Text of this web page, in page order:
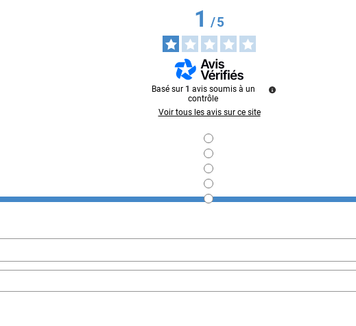
1/5
Basé sur 1 avis soumis à un
contrôle
Voir tous les avis sur ce site